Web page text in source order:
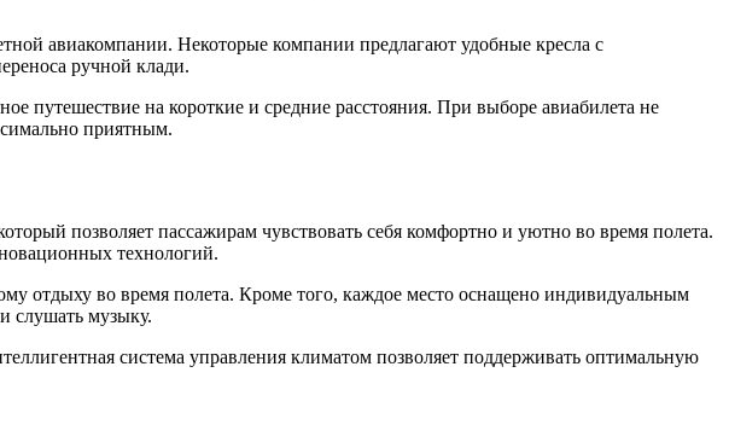
авиакомпании. Некоторые компании предлагают удобные кресла с
ручной клади.
путешествие на короткие и средние расстояния. При выборе авиабилета не
приятным.
позволяет пассажирам чувствовать себя комфортно и уютно во время полета.
технологий.
отдыху во время полета. Кроме того, каждое место оснащено индивидуальным
слушать музыку.
система управления климатом позволяет поддерживать оптимальную